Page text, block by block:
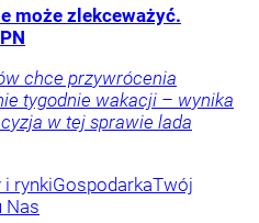
może zlekceważyć.
chce przywrócenia
tygodnie wakacji – wynika
w tej sprawie lada
i rynkiGospodarkaTwój
Nas